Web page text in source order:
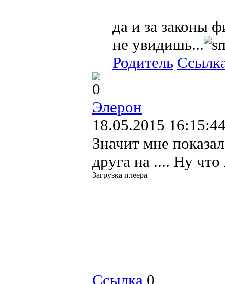
да и за законы
не увидишь...
Родитель
0
Элерон
18.05.2015
Значит мне
друга на .... Ну
Загрузка плеера
Ссылка 0